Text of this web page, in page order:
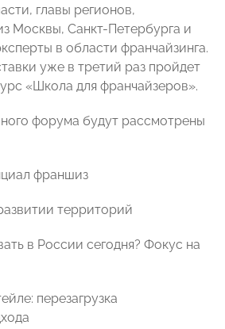
главы регионов,
Москвы, Санкт-Петербурга и
в области франчайзинга.
уже в третий раз пройдет
«Школа для франчайзеров».
форума будут рассмотрены
франшиз
территорий
в России сегодня? Фокус на
перезагрузка